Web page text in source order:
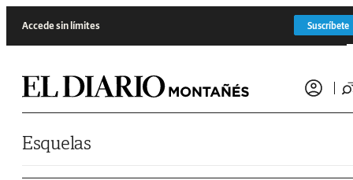
Accede sin límites Suscríbete
Esquelas